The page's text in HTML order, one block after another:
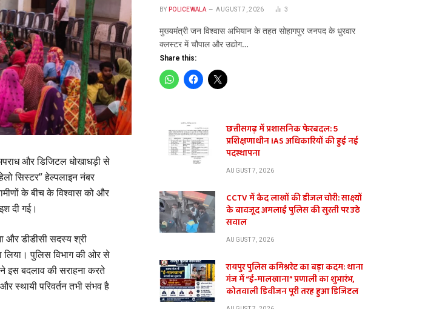
और डिजिटल धोखाधड़ी से
सिस्टर” हेल्पलाइन नंबर
के बीच के विश्वास को और
दी गई।
और डीडीसी सदस्य श्री
लिया। पुलिस विभाग की ओर से
इस बदलाव की सराहना करते
स्थायी परिवर्तन तभी संभव है
BY POLICEWALA AUGUST 7, 2026 3
​मुख्यमंत्री जन विश्वास अभियान के तहत सोहागपुर जनपद के धुरवार
क्लस्टर में चौपाल और उद्योग…
Share this:
छत्तीसगढ़ में प्रशासनिक फेरबदल: 5
प्रशिक्षणाधीन IAS अधिकारियों की हुई नई
पदस्थापना
AUGUST 7, 2026
CCTV में कैद लाखों की डीजल चोरी: साक्ष्यों
के बावजूद अमलाई पुलिस की सुस्ती पर उठे
सवाल
AUGUST 7, 2026
रायपुर पुलिस कमिश्नरेट का बड़ा कदम: थाना
गंज में “ई-मालखाना” प्रणाली का शुभारंभ,
कोतवाली डिवीजन पूरी तरह हुआ डिजिटल